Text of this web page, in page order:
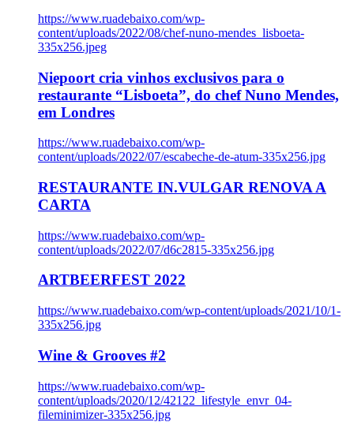
https://www.ruadebaixo.com/wp-
content/uploads/2022/08/chef-nuno-mendes_lisboeta-
335x256.jpeg
Niepoort cria vinhos exclusivos para o
restaurante “Lisboeta”, do chef Nuno Mendes,
em Londres
https://www.ruadebaixo.com/wp-
content/uploads/2022/07/escabeche-de-atum-335x256.jpg
RESTAURANTE IN.VULGAR RENOVA A
CARTA
https://www.ruadebaixo.com/wp-
content/uploads/2022/07/d6c2815-335x256.jpg
ARTBEERFEST 2022
https://www.ruadebaixo.com/wp-content/uploads/2021/10/1-
335x256.jpg
Wine & Grooves #2
https://www.ruadebaixo.com/wp-
content/uploads/2020/12/42122_lifestyle_envr_04-
fileminimizer-335x256.jpg